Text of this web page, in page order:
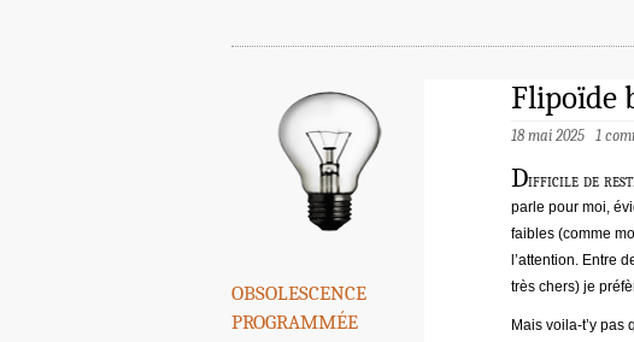
obsolescence
programmée
Flipoïde
18 mai 2025 1
Difficile de
parle pour moi,
faibles (comme
l’attention. Entre
très chers) je
Mais voila-t’y pas